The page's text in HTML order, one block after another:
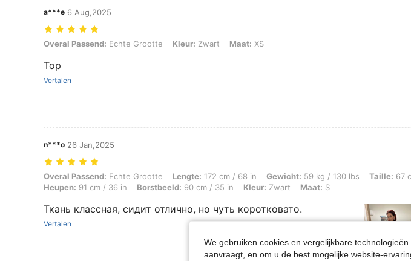
a***e 6 Aug,2025
Overal Passend: Echte Grootte, Kleur: Zwart, Maat: XS
Overal Passend: Echte Grootte Kleur: Zwart Maat: XS
Top
Vertalen
n***o 26 Jan,2025
Overal Passend: Echte Grootte, Lengte: 172 cm / 68 in, Gewicht: 59 kg / 130 lbs, Taille: 67 cm / 26 in,
Overal Passend: Echte Grootte Lengte: 172 cm / 68 in Gewicht: 59 kg / 130 lbs Taille: 67
Heupen: 91 cm / 36 in Borstbeeld: 90 cm / 35 in Kleur: Zwart Maat: S
Ткань классная, сидит отлично, но чуть коротковато.
Vertalen
We gebruiken cookies en vergelijkbare
aanvraagt, en om u de best mogelijke website-